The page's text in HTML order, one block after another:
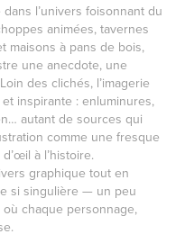
l’univers foisonnant du
animées, tavernes
maisons à pans de bois,
une anecdote, une
des clichés, l’imagerie
inspirante : enluminures,
autant de sources qui
comme une fresque
à l’histoire.
graphique tout en
si singulière — un peu
chaque personnage,